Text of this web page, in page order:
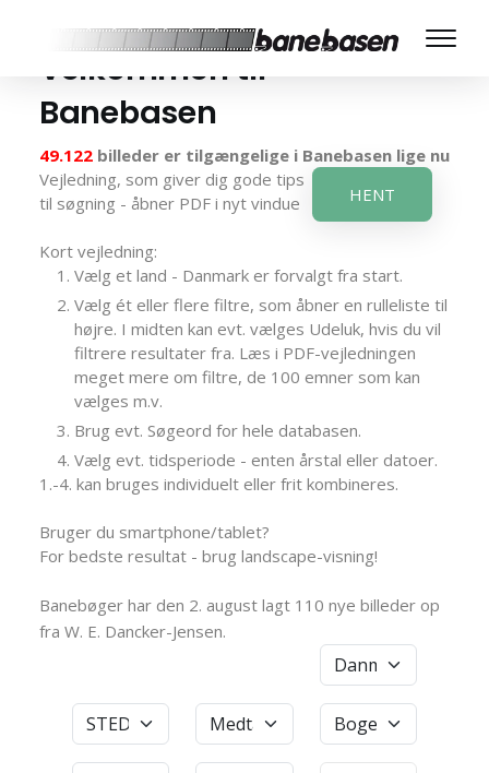
Velkommen til
Banebasen
49.122 billeder er tilgængelige i Banebasen lige nu
Vejledning, som giver dig gode tips
til søgning - åbner PDF i nyt vindue
HENT
Kort vejledning:
Vælg et land - Danmark er forvalgt fra start.
Vælg ét eller flere filtre, som åbner en rulleliste til
højre. I midten kan evt. vælges Udeluk, hvis du vil
filtrere resultater fra. Læs i PDF-vejledningen
meget mere om filtre, de 100 emner som kan
vælges m.v.
Brug evt. Søgeord for hele databasen.
Vælg evt. tidsperiode - enten årstal eller datoer.
1.-4. kan bruges individuelt eller frit kombineres.
Bruger du smartphone/tablet?
For bedste resultat - brug landscape-visning!
Banebøger har den 2. august lagt 110 nye billeder op
fra W. E. Dancker-Jensen.